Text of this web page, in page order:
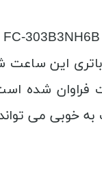
این ساعت
شده
می تواند